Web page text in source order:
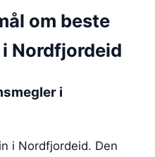
om beste
i Nordfjordeid
i
i Nordfjordeid. Den